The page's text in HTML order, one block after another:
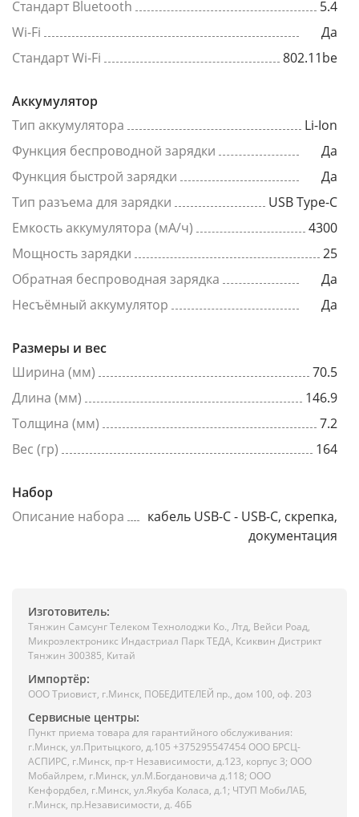
Стандарт Bluetooth
5.4
Wi-Fi
Да
Стандарт Wi-Fi
802.11be
Аккумулятор
Тип аккумулятора
Li-Ion
Функция беспроводной зарядки
Да
Функция быстрой зарядки
Да
Тип разъема для зарядки
USB Type-C
Емкость аккумулятора (мА/ч)
4300
Мощность зарядки
25
Обратная беспроводная зарядка
Да
Несъёмный аккумулятор
Да
Размеры и вес
Ширина (мм)
70.5
Длина (мм)
146.9
Толщина (мм)
7.2
Вес (гр)
164
Набор
Описание набора
кабель USB-C - USB-C, скрепка,
документация
Изготовитель:
Тянжин Самсунг Телеком Технолоджи Ко., Лтд, Вейси Роад,
Микроэлектроникс Индастриал Парк ТЕДА, Ксиквин Дистрикт
Тянжин 300385, Китай
Импортёр:
ООО Триовист, г.Минск, ПОБЕДИТЕЛЕЙ пр., дом 100, оф. 203
Сервисные центры:
Пункт приема товара для гарантийного обслуживания:
г.Минск, ул.Притыцкого, д.105 +375295547454 ООО БРСЦ-
АСПИРС, г.Минск, пр-т Независимости, д.123, корпус 3; ООО
Мобайлрем, г.Минск, ул.М.Богдановича д.118; ООО
Кенфордбел, г.Минск, ул.Якуба Коласа, д.1; ЧТУП МобиЛАБ,
г.Минск, пр.Независимости, д. 46Б